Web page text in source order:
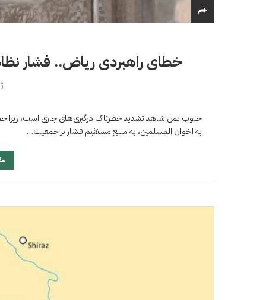
خطای راهبردی ریاض.. فشار
جنوب یمن شاهد تشدید خطرناک درگیری‌های جاری است، زیرا
به اخوان المسلمین، به منبع مستقیم فشار بر جمعیت…